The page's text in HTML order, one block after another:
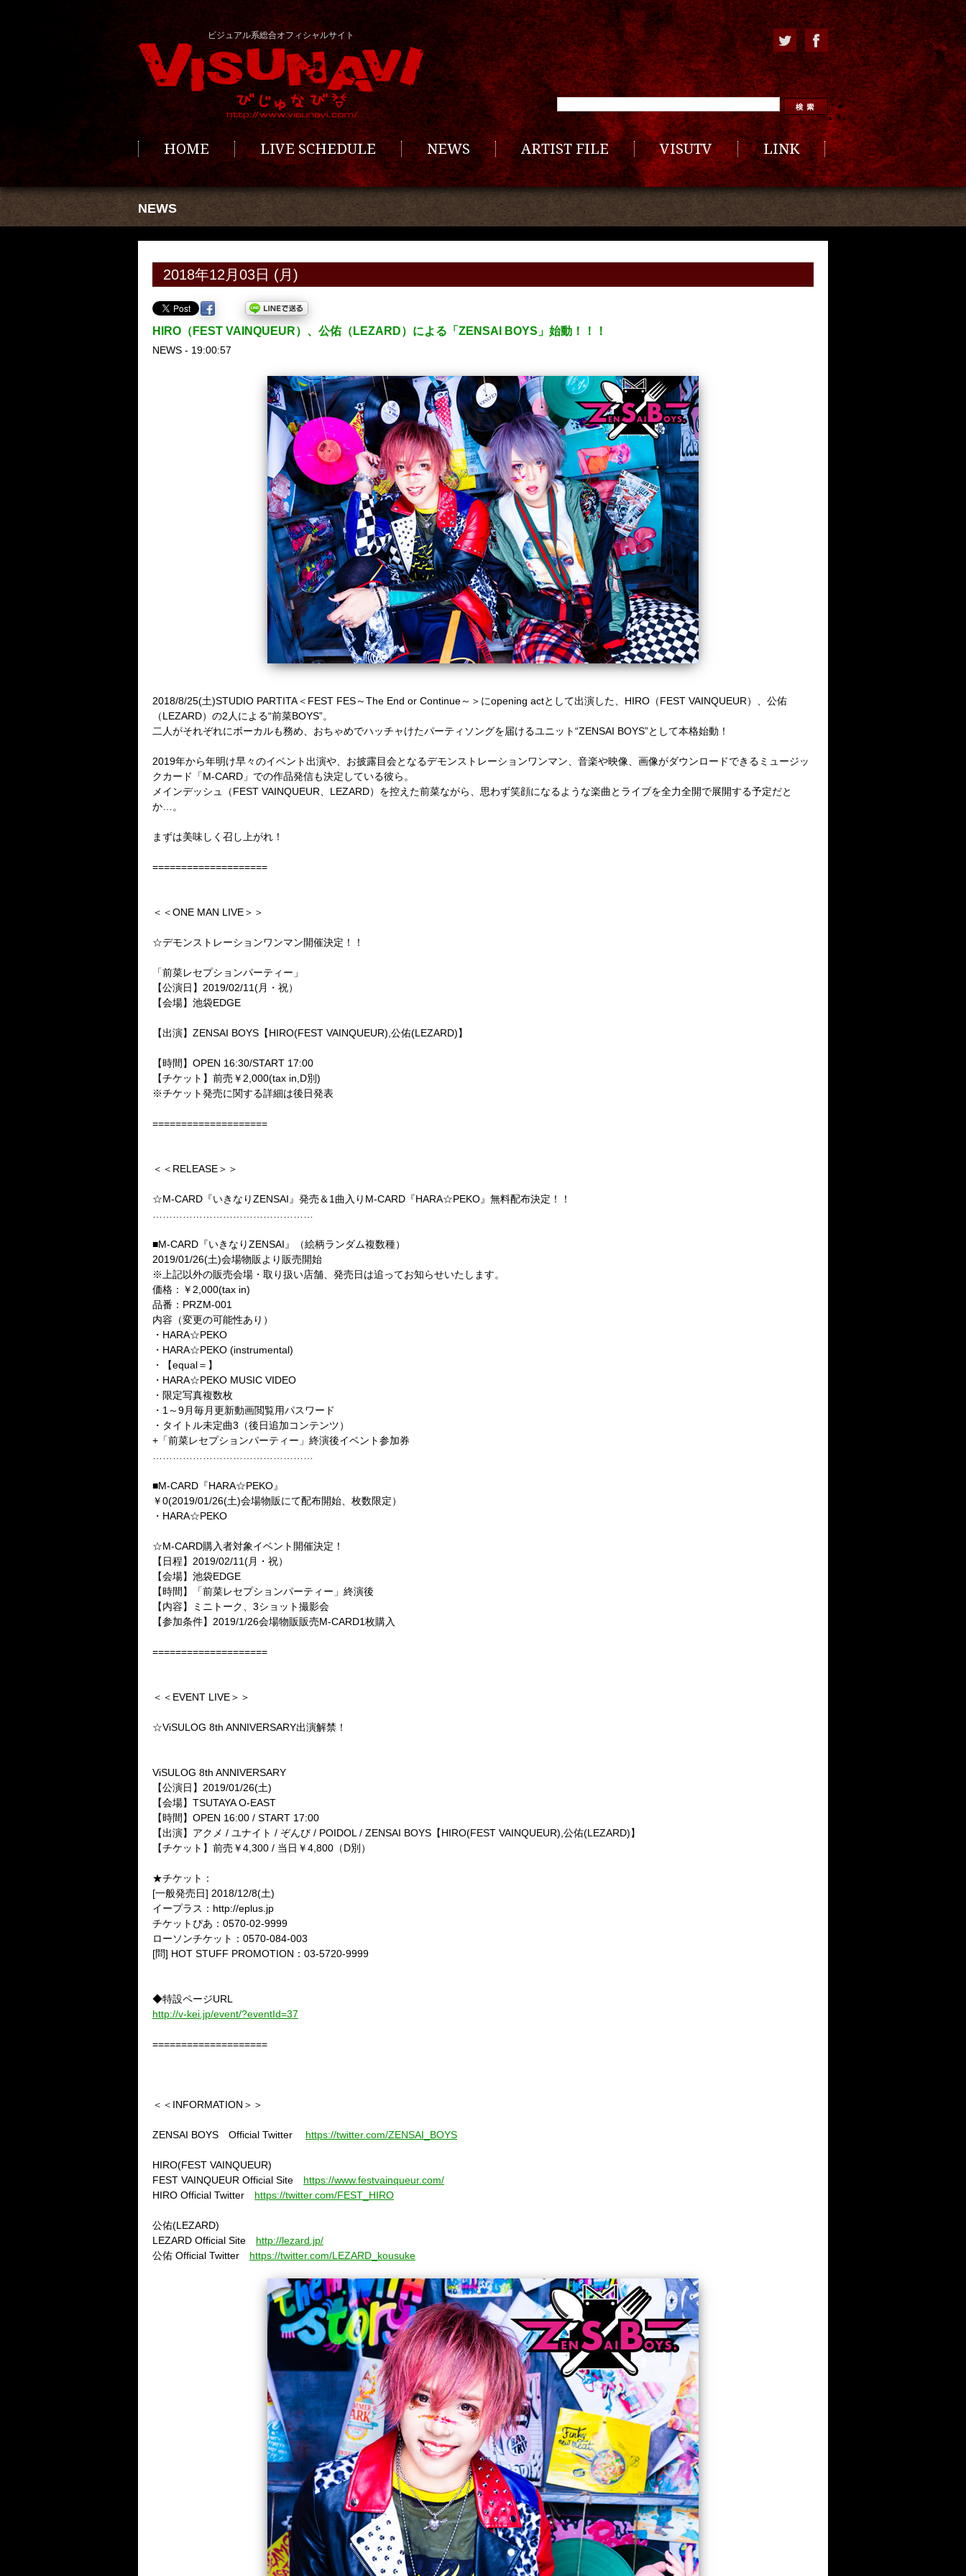
ビジュアル系総合オフィシャルサイト
HOME LIVE SCHEDULE NEWS ARTIST FILE VISUTV LINK
NEWS
2018年12月03日 (月)
HIRO（FEST VAINQUEUR）、公佑（LEZARD）による「ZENSAI BOYS」始動！！！
NEWS - 19:00:57
2018/8/25(土)STUDIO PARTITA＜FEST FES～The End or Continue～＞にopening actとして出演した、HIRO（FEST VAINQUEUR）、公佑
（LEZARD）の2人による“前菜BOYS”。
二人がそれぞれにボーカルも務め、おちゃめでハッチャけたパーティソングを届けるユニット“ZENSAI BOYS”として本格始動！
2019年から年明け早々のイベント出演や、お披露目会となるデモンストレーションワンマン、音楽や映像、画像がダウンロードできるミュージッ
クカード「M-CARD」での作品発信も決定している彼ら。
メインデッシュ（FEST VAINQUEUR、LEZARD）を控えた前菜ながら、思わず笑顔になるような楽曲とライブを全力全開で展開する予定だと
か…。
まずは美味しく召し上がれ！
====================
＜＜ONE MAN LIVE＞＞
☆デモンストレーションワンマン開催決定！！
「前菜レセプションパーティー」
【公演日】2019/02/11(月・祝）
【会場】池袋EDGE
【出演】ZENSAI BOYS【HIRO(FEST VAINQUEUR),公佑(LEZARD)】
【時間】OPEN 16:30/START 17:00
【チケット】前売￥2,000(tax in,D別)
※チケット発売に関する詳細は後日発表
====================
＜＜RELEASE＞＞
☆M-CARD『いきなりZENSAI』発売＆1曲入りM-CARD『HARA☆PEKO』無料配布決定！！
■M-CARD『いきなりZENSAI』（絵柄ランダム複数種）
2019/01/26(土)会場物販より販売開始
※上記以外の販売会場・取り扱い店舗、発売日は追ってお知らせいたします。
価格：￥2,000(tax in)
品番：PRZM-001
内容（変更の可能性あり）
・HARA☆PEKO
・HARA☆PEKO (instrumental)
・【equal＝】
・HARA☆PEKO MUSIC VIDEO
・限定写真複数枚
・1～9月毎月更新動画閲覧用パスワード
・タイトル未定曲3（後日追加コンテンツ）
+「前菜レセプションパーティー」終演後イベント参加券
■M-CARD『HARA☆PEKO』
￥0(2019/01/26(土)会場物販にて配布開始、枚数限定）
・HARA☆PEKO
☆M-CARD購入者対象イベント開催決定！
【日程】2019/02/11(月・祝）
【会場】池袋EDGE
【時間】「前菜レセプションパーティー」終演後
【内容】ミニトーク、3ショット撮影会
【参加条件】2019/1/26会場物販販売M-CARD1枚購入
====================
＜＜EVENT LIVE＞＞
☆ViSULOG 8th ANNIVERSARY出演解禁！
ViSULOG 8th ANNIVERSARY
【公演日】2019/01/26(土)
【会場】TSUTAYA O-EAST
【時間】OPEN 16:00 / START 17:00
【出演】アクメ / ユナイト / ぞんび / POIDOL / ZENSAI BOYS【HIRO(FEST VAINQUEUR),公佑(LEZARD)】
【チケット】前売￥4,300 / 当日￥4,800（D別）
★チケット：
[一般発売日] 2018/12/8(土)
イープラス：http://eplus.jp
チケットぴあ：0570-02-9999
ローソンチケット：0570-084-003
[問] HOT STUFF PROMOTION：03-5720-9999
◆特設ページURL
http://v-kei.jp/event/?eventId=37
====================
＜＜INFORMATION＞＞
ZENSAI BOYS Official Twitter https://twitter.com/ZENSAI_BOYS
HIRO(FEST VAINQUEUR)
FEST VAINQUEUR Official Site https://www.festvainqueur.com/
HIRO Official Twitter https://twitter.com/FEST_HIRO
公佑(LEZARD)
LEZARD Official Site http://lezard.jp/
公佑 Official Twitter https://twitter.com/LEZARD_kousuke